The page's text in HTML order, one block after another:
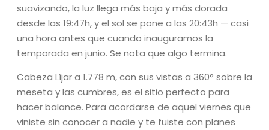
suavizando, la luz llega más baja y más dorada
desde las 19:47h, y el sol se pone a las 20:43h — casi
una hora antes que cuando inauguramos la
temporada en junio. Se nota que algo termina.
Cabeza Líjar a 1.778 m, con sus vistas a 360° sobre la
meseta y las cumbres, es el sitio perfecto para
hacer balance. Para acordarse de aquel viernes que
viniste sin conocer a nadie y te fuiste con planes